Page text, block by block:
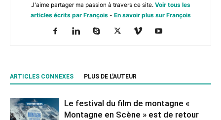
J'aime partager ma passion à travers ce site. Voir tous les
articles écrits par François- En savoir plus sur François
ARTICLES CONNEXES PLUS DE L'AUTEUR
Le festival du film de montagne «
Montagne en Scène » est de retour